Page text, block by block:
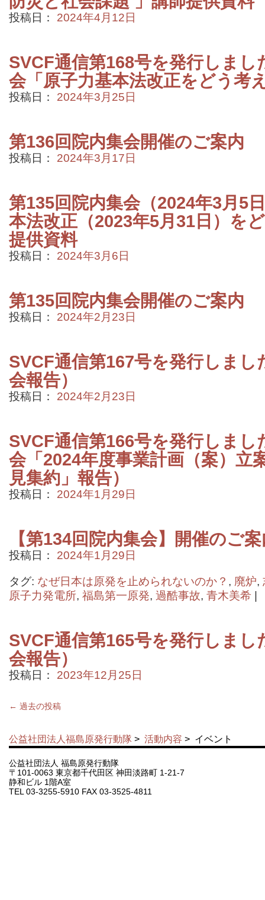
投稿日： 2024年4月12日
SVCF通信第168号を発行しまし
会「原子力基本法改正をどう考
投稿日： 2024年3月25日
第136回院内集会開催のご案内
投稿日： 2024年3月17日
第135回院内集会（2024年3月5
本法改正（2023年5月31日）を
提供資料
投稿日： 2024年3月6日
第135回院内集会開催のご案内
投稿日： 2024年2月23日
SVCF通信第167号を発行しまし
会報告）
投稿日： 2024年2月23日
SVCF通信第166号を発行しまし
会「2024年度事業計画（案）立
見集約」報告）
投稿日： 2024年1月29日
【第134回院内集会】開催のご
投稿日： 2024年1月29日
タグ: なぜ日本は原発を止められないのか？ , 廃炉,
原子力発電所, 福島第一原発, 過酷事故, 青木美希
SVCF通信第165号を発行しまし
会報告）
投稿日： 2023年12月25日
← 過去の投稿
公益社団法人福島原発行動隊 > 活動内容 > イベント
公益社団法人 福島原発行動隊
〒101-0063 東京都千代田区 神田淡路町 1-21-7
静和ビル 1階A室
TEL 03-3255-5910 FAX 03-3525-4811